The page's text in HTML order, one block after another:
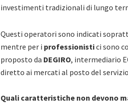
investimenti tradizionali di lungo
Questi operatori sono indicati
mentre per i professionistici sono
proposto da DEGIRO, intermediario
diretto ai mercati al posto del
Quali caratteristiche non devono